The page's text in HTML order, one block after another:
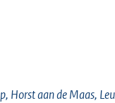
Horst aan de Maas,